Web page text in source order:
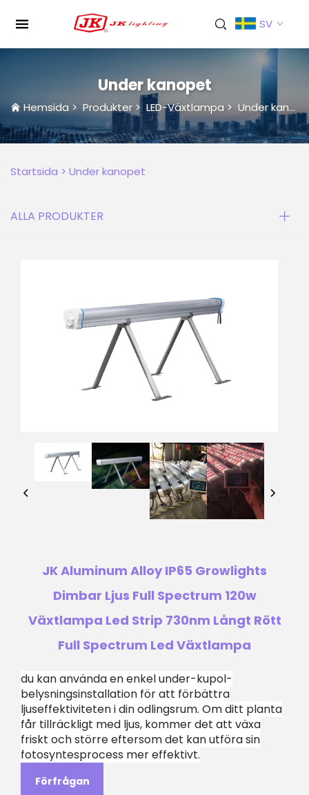
SV
Under kanopet
Hemsida>Produkter >LED-Växtlampa > Under kanopet
Startsida > Under kanopet
ALLA PRODUKTER
JK Aluminum Alloy IP65 Growlights
Dimbar Ljus Full Spectrum 120w
Växtlampa Led Strip 730nm Långt Rött
Full Spectrum Led Växtlampa
du kan använda en enkel under-kupol-
belysningsinstallation för att förbättra
ljuseffektiviteten i din odlingsrum. Om ditt planta
får tillräckligt med ljus, kommer det att växa
friskt och större eftersom det kan utföra sin
fotosyntesprocess mer effektivt.
Förfrågan